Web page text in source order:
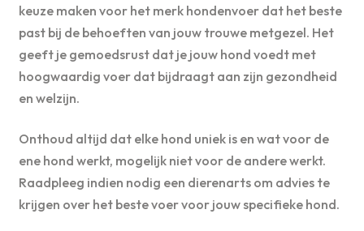
keuze maken voor het merk hondenvoer dat het beste
past bij de behoeften van jouw trouwe metgezel. Het
geeft je gemoedsrust dat je jouw hond voedt met
hoogwaardig voer dat bijdraagt aan zijn gezondheid
en welzijn.
Onthoud altijd dat elke hond uniek is en wat voor de
ene hond werkt, mogelijk niet voor de andere werkt.
Raadpleeg indien nodig een dierenarts om advies te
krijgen over het beste voer voor jouw specifieke hond.